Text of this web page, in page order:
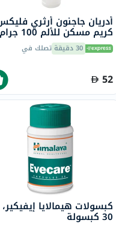
أدريان جاجنون أرثري
كريم مسكن للألم 100 جرام
30 دقيقة تصلك في
52
كبسولات هيمالايا إيفيكير،
30 كبسولة